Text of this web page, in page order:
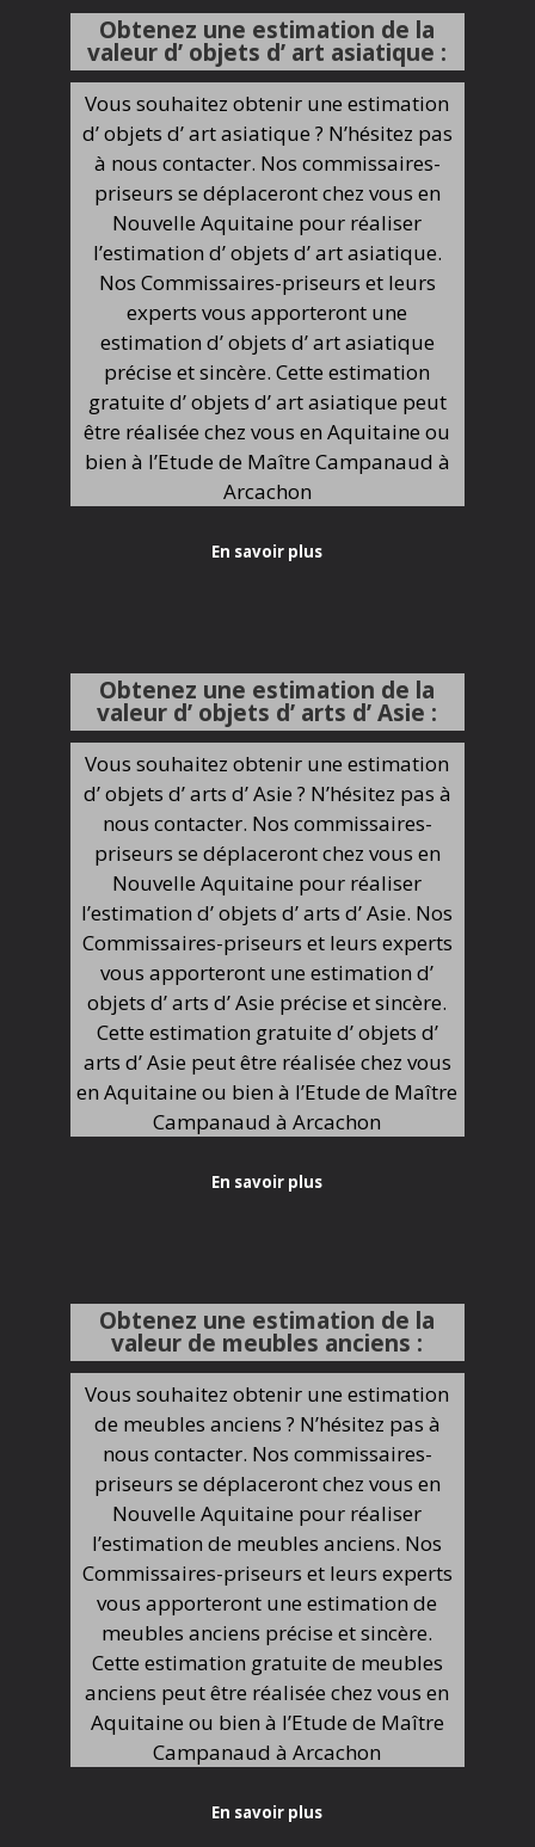
Obtenez une estimation de la
valeur d’ objets d’ art asiatique :
Vous souhaitez obtenir une estimation
d’ objets d’ art asiatique ? N’hésitez pas
à nous contacter. Nos commissaires-
priseurs se déplaceront chez vous en
Nouvelle Aquitaine pour réaliser
l’estimation d’ objets d’ art asiatique.
Nos Commissaires-priseurs et leurs
experts vous apporteront une
estimation d’ objets d’ art asiatique
précise et sincère. Cette estimation
gratuite d’ objets d’ art asiatique peut
être réalisée chez vous en Aquitaine ou
bien à l’Etude de Maître Campanaud à
Arcachon
En savoir plus
Obtenez une estimation de la
valeur d’ objets d’ arts d’ Asie :
Vous souhaitez obtenir une estimation
d’ objets d’ arts d’ Asie ? N’hésitez pas à
nous contacter. Nos commissaires-
priseurs se déplaceront chez vous en
Nouvelle Aquitaine pour réaliser
l’estimation d’ objets d’ arts d’ Asie. Nos
Commissaires-priseurs et leurs experts
vous apporteront une estimation d’
objets d’ arts d’ Asie précise et sincère.
Cette estimation gratuite d’ objets d’
arts d’ Asie peut être réalisée chez vous
en Aquitaine ou bien à l’Etude de Maître
Campanaud à Arcachon
En savoir plus
Obtenez une estimation de la
valeur de meubles anciens :
Vous souhaitez obtenir une estimation
de meubles anciens ? N’hésitez pas à
nous contacter. Nos commissaires-
priseurs se déplaceront chez vous en
Nouvelle Aquitaine pour réaliser
l’estimation de meubles anciens. Nos
Commissaires-priseurs et leurs experts
vous apporteront une estimation de
meubles anciens précise et sincère.
Cette estimation gratuite de meubles
anciens peut être réalisée chez vous en
Aquitaine ou bien à l’Etude de Maître
Campanaud à Arcachon
En savoir plus